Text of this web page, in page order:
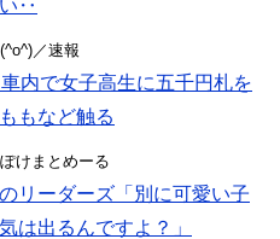
‥
／速報
内で女子高生に五千円札を
もなど触る
けまとめーる
リーダーズ「別に可愛い子
は出るんですよ？」